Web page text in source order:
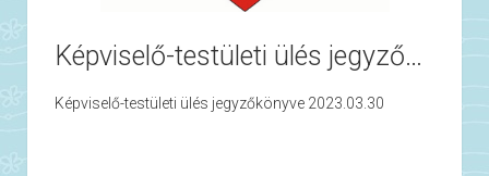
Képviselő-testületi ülés jegyzőkönyve 2023.03.30
Képviselő-testületi ülés jegyzőkönyve 2023.03.30